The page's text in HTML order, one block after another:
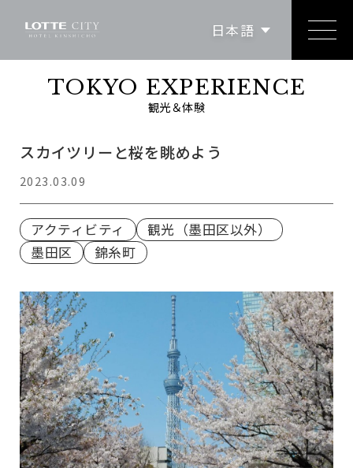
日本語
한국어
简体中文
TOKYO EXPERIENCE
観光＆体験
スカイツリーと桜を眺めよう
2023.03.09
アクティビティ
観光（墨田区以外）
墨田区
錦糸町